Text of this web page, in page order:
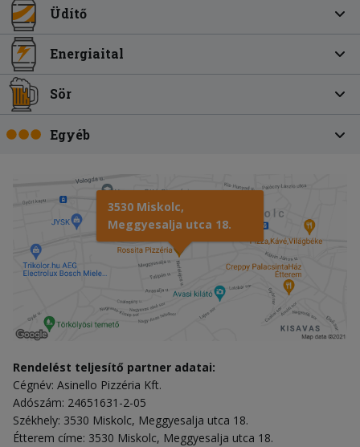
Üdítő
Energiaital
Sör
Egyéb
3530 Miskolc,
Meggyesalja utca 18.
Rendelést teljesítő partner adatai:
Cégnév: Asinello Pizzéria Kft.
Adószám: 24651631-2-05
Székhely: 3530 Miskolc, Meggyesalja utca 18.
Étterem címe: 3530 Miskolc, Meggyesalja utca 18.